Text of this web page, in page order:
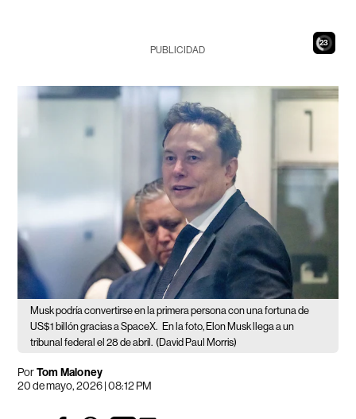
21
PUBLICIDAD
Musk podría convertirse en la primera persona con una fortuna de
US$1 billón gracias a SpaceX. En la foto, Elon Musk llega a un
tribunal federal el 28 de abril. (David Paul Morris)
PorTom Maloney
20 de mayo, 2026 | 08:12 PM